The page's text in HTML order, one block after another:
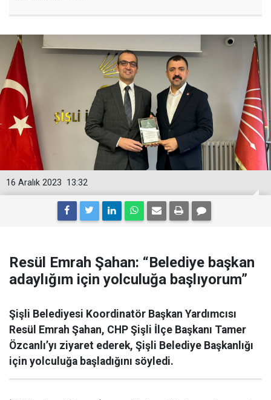
13:32
16 Aralık 2023
Resül Emrah Şahan: “Belediye başkan
adaylığım için yolculuğa başlıyorum”
Şişli Belediyesi Koordinatör Başkan Yardımcısı
Resül Emrah Şahan, CHP Şişli İlçe Başkanı Tamer
Özcanlı’yı ziyaret ederek, Şişli Belediye Başkanlığı
için yolculuğa başladığını söyledi.